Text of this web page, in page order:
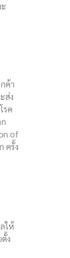
ค้า
ส่ง
รค
of
ครั้ง
ให้
ง